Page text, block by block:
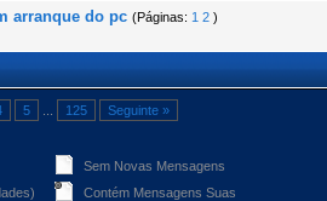
arranque do pc (Páginas: 1 2 )
de 5 na totalidade
12345
5 125 Seguinte »
Sem Novas Mensagens
Contém Mensagens Suas